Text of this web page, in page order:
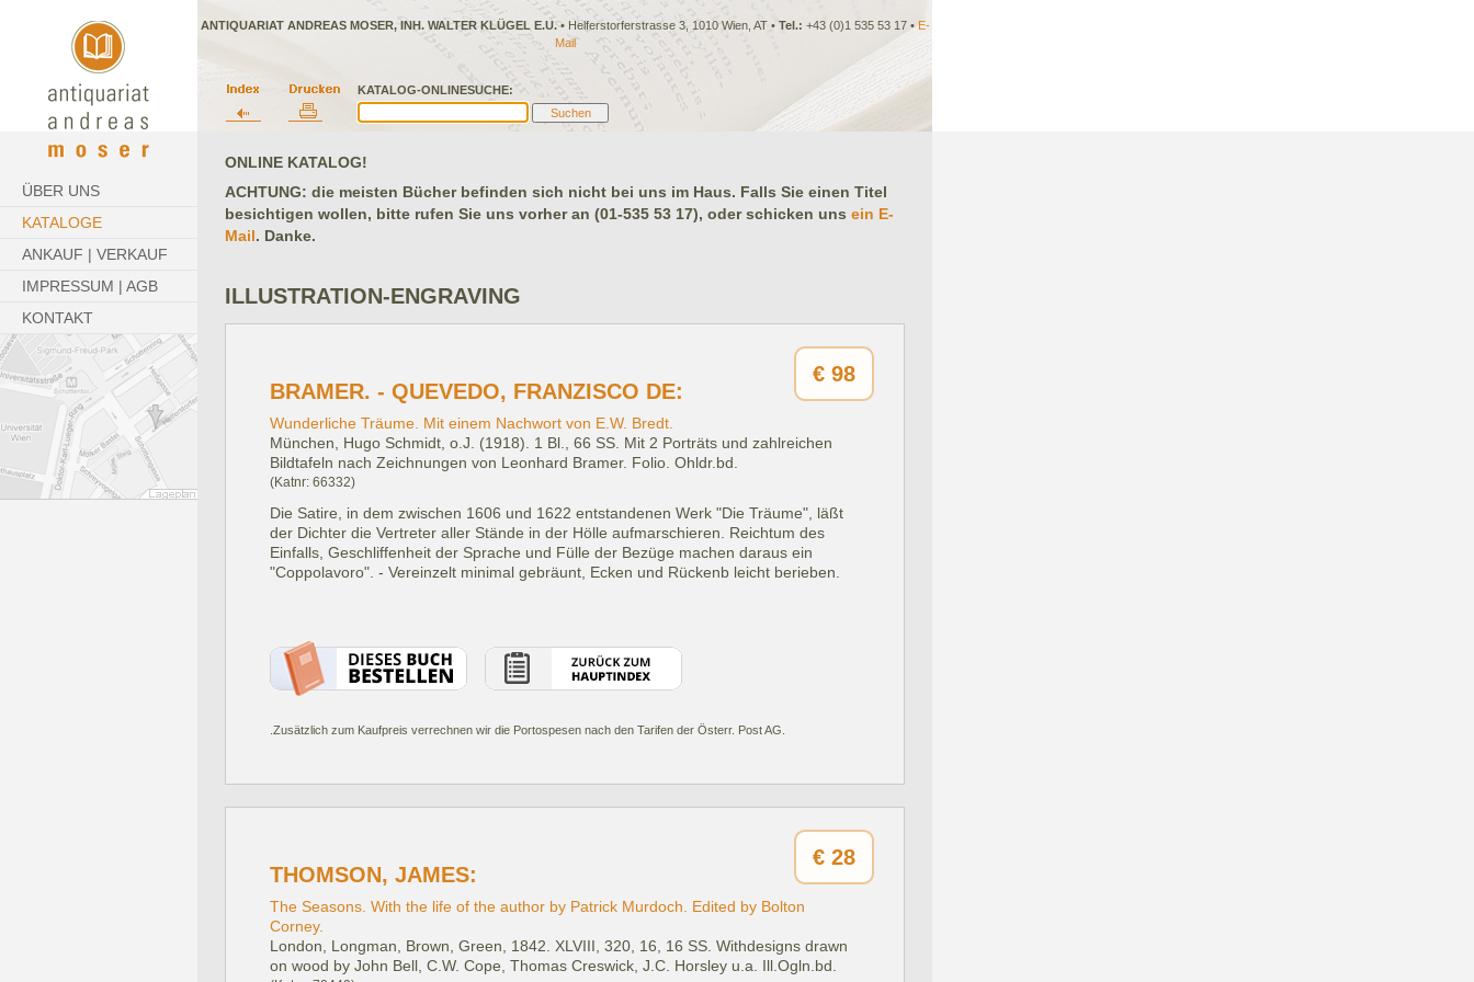
KATALOG-ONLINESUCHE:
ANTIQUARIAT ANDREAS MOSER, INH. WALTER KLÜGEL E.U.• Helferstorferstrasse 3, 1010 Wien, AT • Tel.: +43 (0)1 535 53 17 •E-
Mail
ÜBER UNS
KATALOGE
ANKAUF | VERKAUF
IMPRESSUM | AGB
KONTAKT
ONLINE KATALOG!
ACHTUNG: die meisten Bücher befinden sich nicht bei uns im Haus. Falls Sie einen Titel
besichtigen wollen, bitte rufen Sie uns vorher an (01-535 53 17), oder schicken uns ein E-
Mail. Danke.
ILLUSTRATION-ENGRAVING
€ 98
BRAMER. - QUEVEDO, FRANZISCO DE:
Wunderliche Träume. Mit einem Nachwort von E.W. Bredt.
München, Hugo Schmidt, o.J. (1918).
1 Bl., 66 SS. Mit 2 Porträts und zahlreichen
Bildtafeln nach Zeichnungen von Leonhard Bramer. Folio. Ohldr.bd.
(Katnr: 66332)
Die Satire, in dem zwischen 1606 und 1622 entstandenen Werk "Die Träume", läßt
der Dichter die Vertreter aller Stände in der Hölle aufmarschieren. Reichtum des
Einfalls, Geschliffenheit der Sprache und Fülle der Bezüge machen daraus ein
"Coppolavoro". - Vereinzelt minimal gebräunt, Ecken und Rückenb leicht berieben.
.Zusätzlich zum Kaufpreis verrechnen wir die Portospesen nach den Tarifen der Österr. Post AG.
€ 28
THOMSON, JAMES:
The Seasons. With the life of the author by Patrick Murdoch. Edited by Bolton
Corney.
London, Longman, Brown, Green, 1842. XLVIII, 320, 16, 16 SS. Withdesigns drawn
on wood by John Bell, C.W. Cope, Thomas Creswick, J.C. Horsley u.a. Ill.Ogln.bd.